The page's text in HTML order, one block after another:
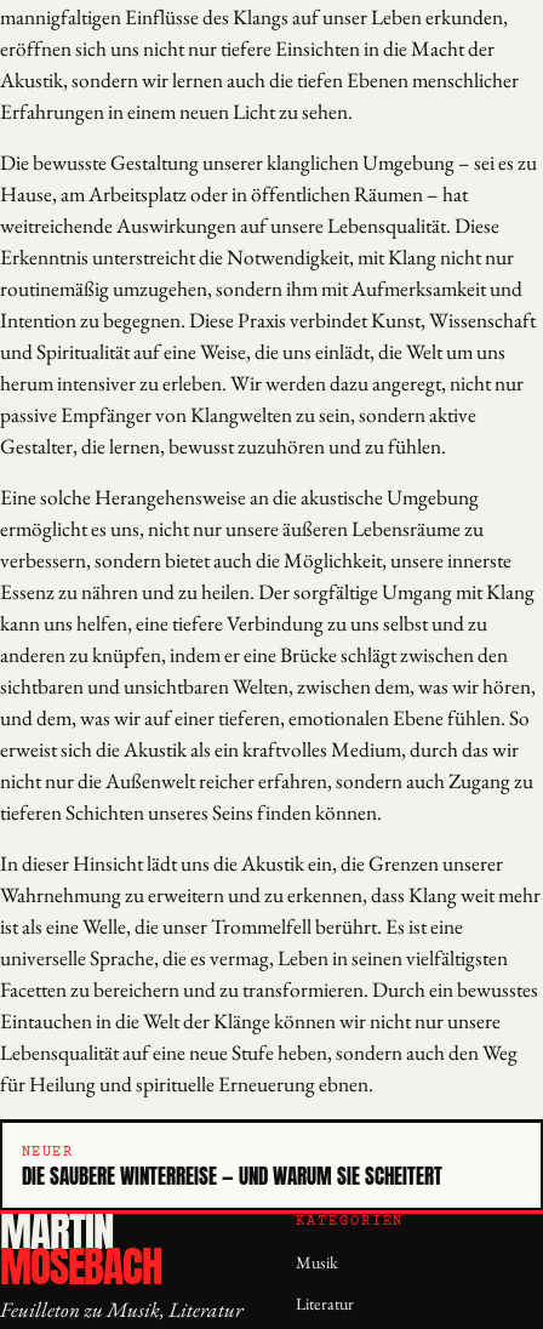
mannigfaltigen Einflüsse des Klangs auf unser Leben erkunden,
eröffnen sich uns nicht nur tiefere Einsichten in die Macht der
Akustik, sondern wir lernen auch die tiefen Ebenen menschlicher
Erfahrungen in einem neuen Licht zu sehen.
Die bewusste Gestaltung unserer klanglichen Umgebung – sei es zu
Hause, am Arbeitsplatz oder in öffentlichen Räumen – hat
weitreichende Auswirkungen auf unsere Lebensqualität. Diese
Erkenntnis unterstreicht die Notwendigkeit, mit Klang nicht nur
routinemäßig umzugehen, sondern ihm mit Aufmerksamkeit und
Intention zu begegnen. Diese Praxis verbindet Kunst, Wissenschaft
und Spiritualität auf eine Weise, die uns einlädt, die Welt um uns
herum intensiver zu erleben. Wir werden dazu angeregt, nicht nur
passive Empfänger von Klangwelten zu sein, sondern aktive
Gestalter, die lernen, bewusst zuzuhören und zu fühlen.
Eine solche Herangehensweise an die akustische Umgebung
ermöglicht es uns, nicht nur unsere äußeren Lebensräume zu
verbessern, sondern bietet auch die Möglichkeit, unsere innerste
Essenz zu nähren und zu heilen. Der sorgfältige Umgang mit Klang
kann uns helfen, eine tiefere Verbindung zu uns selbst und zu
anderen zu knüpfen, indem er eine Brücke schlägt zwischen den
sichtbaren und unsichtbaren Welten, zwischen dem, was wir hören,
und dem, was wir auf einer tieferen, emotionalen Ebene fühlen. So
erweist sich die Akustik als ein kraftvolles Medium, durch das wir
nicht nur die Außenwelt reicher erfahren, sondern auch Zugang zu
tieferen Schichten unseres Seins finden können.
In dieser Hinsicht lädt uns die Akustik ein, die Grenzen unserer
Wahrnehmung zu erweitern und zu erkennen, dass Klang weit mehr
ist als eine Welle, die unser Trommelfell berührt. Es ist eine
universelle Sprache, die es vermag, Leben in seinen vielfältigsten
Facetten zu bereichern und zu transformieren. Durch ein bewusstes
Eintauchen in die Welt der Klänge können wir nicht nur unsere
Lebensqualität auf eine neue Stufe heben, sondern auch den Weg
für Heilung und spirituelle Erneuerung ebnen.
NEUER
DIE SAUBERE WINTERREISE — UND WARUM SIE SCHEITERT
MARTIN
MOSEBACH
Feuilleton zu Musik, Literatur
KATEGORIEN
Musik
Literatur